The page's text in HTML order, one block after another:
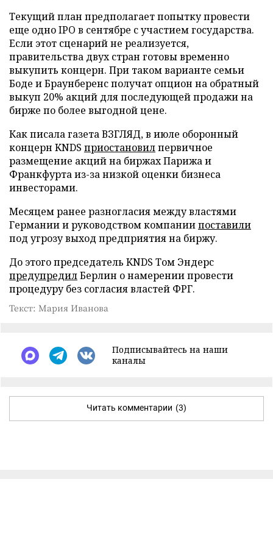
Текущий план предполагает попытку провести
еще одно IPO в сентябре с участием государства.
Если этот сценарий не реализуется,
правительства двух стран готовы временно
выкупить концерн. При таком варианте семьи
Боде и Браунберенс получат опцион на обратный
выкуп 20% акций для последующей продажи на
бирже по более выгодной цене.
Как писала газета ВЗГЛЯД, в июле оборонный
концерн KNDS приостановилпервичное
размещение акций на биржах Парижа и
Франкфурта из-за низкой оценки бизнеса
инвесторами.
Месяцем ранее разногласия между властями
Германии и руководством компаниипоставили
под угрозу выход предприятия на биржу.
До этого председатель KNDS Том Эндерс
предупредилБерлин о намерении провести
процедуру без согласия властей ФРГ.
Текст: Мария Иванова
Подписывайтесь на наши
каналы
Читать комментарии (3)